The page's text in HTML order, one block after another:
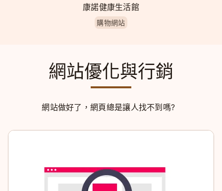
康諾健康生活館
購物網站
網站優化與行銷
網站做好了，網頁總是讓人找不到嗎?